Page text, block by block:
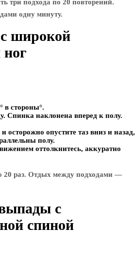
три подхода по 20 повторений.
одну минуту.
широкой
ног
в стороны°.
Спинка наклонена вперед к полу.
осторожно опустите таз вниз и назад,
полу.
оттолкнитесь, аккуратно
20 раз. Отдых между подходами —
с
спиной